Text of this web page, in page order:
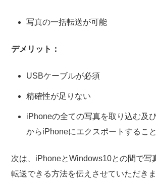
写真の一括転送が可能
デメリット：
USBケーブルが必須
精確性が足りない
iPhoneの全ての写真を取り込む及
からiPhoneにエクスポートするこ
次は、iPhoneとWindows10との間で写
転送できる方法を伝えさせていただきま